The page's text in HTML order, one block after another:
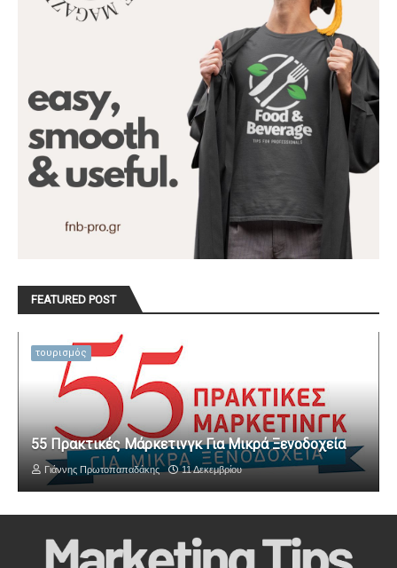
FEATURED POST
τουρισμός
55 Πρακτικές Μάρκετινγκ Για Μικρά Ξενοδοχεία
Γιάννης Πρωτοπαπαδάκης 11 Δεκεμβρίου